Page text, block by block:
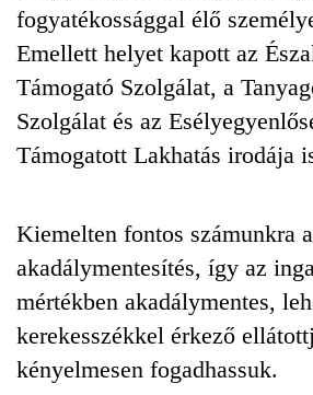
fogyatékossággal élő
Emellett helyet kapott az
Támogató Szolgálat, a
Szolgálat és az
Támogatott Lakhatás irodája
Kiemelten fontos számunkra
akadálymentesítés, így az
mértékben akadálymentes,
kerekesszékkel érkező
kényelmesen fogadhassuk.